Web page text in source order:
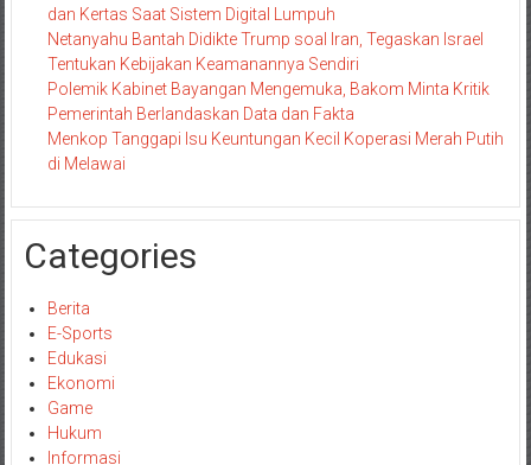
dan Kertas Saat Sistem Digital Lumpuh
Netanyahu Bantah Didikte Trump soal Iran, Tegaskan Israel
Tentukan Kebijakan Keamanannya Sendiri
Polemik Kabinet Bayangan Mengemuka, Bakom Minta Kritik
Pemerintah Berlandaskan Data dan Fakta
Menkop Tanggapi Isu Keuntungan Kecil Koperasi Merah Putih
di Melawai
Categories
Berita
E-Sports
Edukasi
Ekonomi
Game
Hukum
Informasi